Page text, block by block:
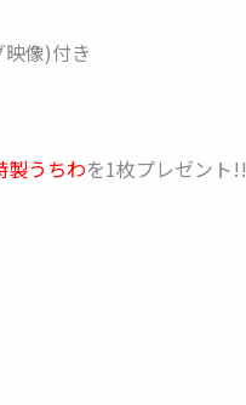
像)付き
製うちわを1枚プレゼント!!